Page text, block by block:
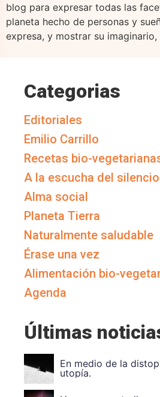
blog para expresar todas las
planeta hecho de personas y
expresa, y mostrar su
Categorias
Editoriales
Emilio Carrillo
Recetas bio-
A la escucha del silencio
Alma social
Planeta Tierra
Naturalmente saludable
Érase una vez
Alimentación bio-
Agenda
Últimas
Vuela Alto Ouka